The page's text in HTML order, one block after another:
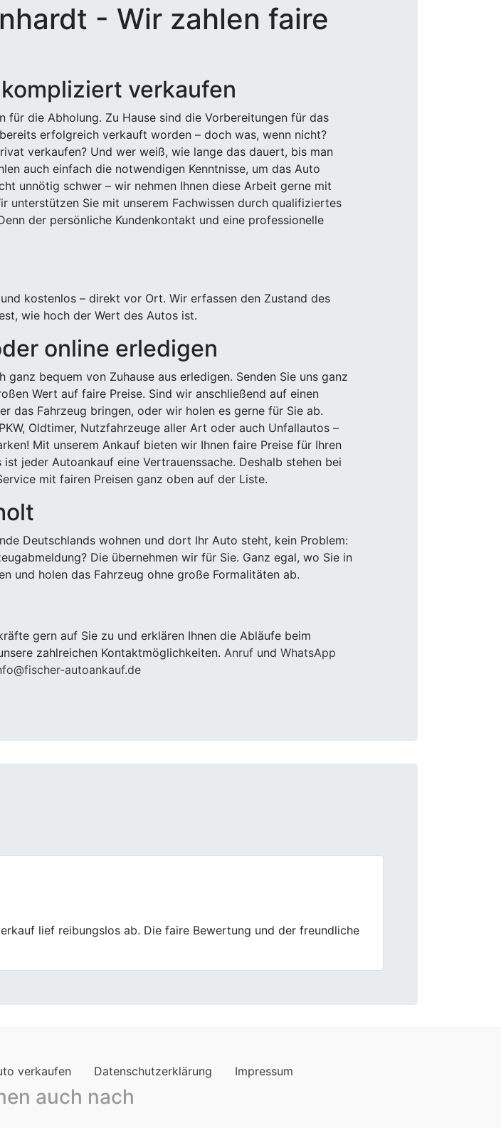
- Wir zahlen faire
verkaufen
die Abholung. Zu Hause sind die Vorbereitungen für das
erfolgreich verkauft worden – doch was, wenn nicht?
verkaufen? Und wer weiß, wie lange das dauert, bis man
auch einfach die notwendigen Kenntnisse, um das Auto
unnötig schwer – wir nehmen Ihnen diese Arbeit gerne mit
unterstützen Sie mit unserem Fachwissen durch qualifiziertes
der persönliche Kundenkontakt und eine professionelle
kostenlos – direkt vor Ort. Wir erfassen den Zustand des
wie hoch der Wert des Autos ist.
online erledigen
bequem von Zuhause aus erledigen. Senden Sie uns ganz
Wert auf faire Preise. Sind wir anschließend auf einen
das Fahrzeug bringen, oder wir holen es gerne für Sie ab.
Oldtimer, Nutzfahrzeuge aller Art oder auch Unfallautos –
Mit unserem Ankauf bieten wir Ihnen faire Preise für Ihren
jeder Autoankauf eine Vertrauenssache. Deshalb stehen bei
mit fairen Preisen ganz oben auf der Liste.
Deutschlands wohnen und dort Ihr Auto steht, kein Problem:
Die übernehmen wir für Sie. Ganz egal, wo Sie in
und holen das Fahrzeug ohne große Formalitäten ab.
gern auf Sie zu und erklären Ihnen die Abläufe beim
zahlreichen Kontaktmöglichkeiten. Anruf und WhatsApp
autoankauf.de
Die Bewertung war transparent und die Abwicklung verlief
verkaufen Datenschutzerklärung Impressum
auch nach